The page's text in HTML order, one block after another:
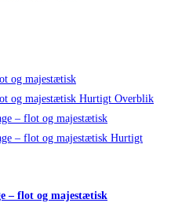
Hurtigt Overblik
Hurtigt
– flot og majestætisk